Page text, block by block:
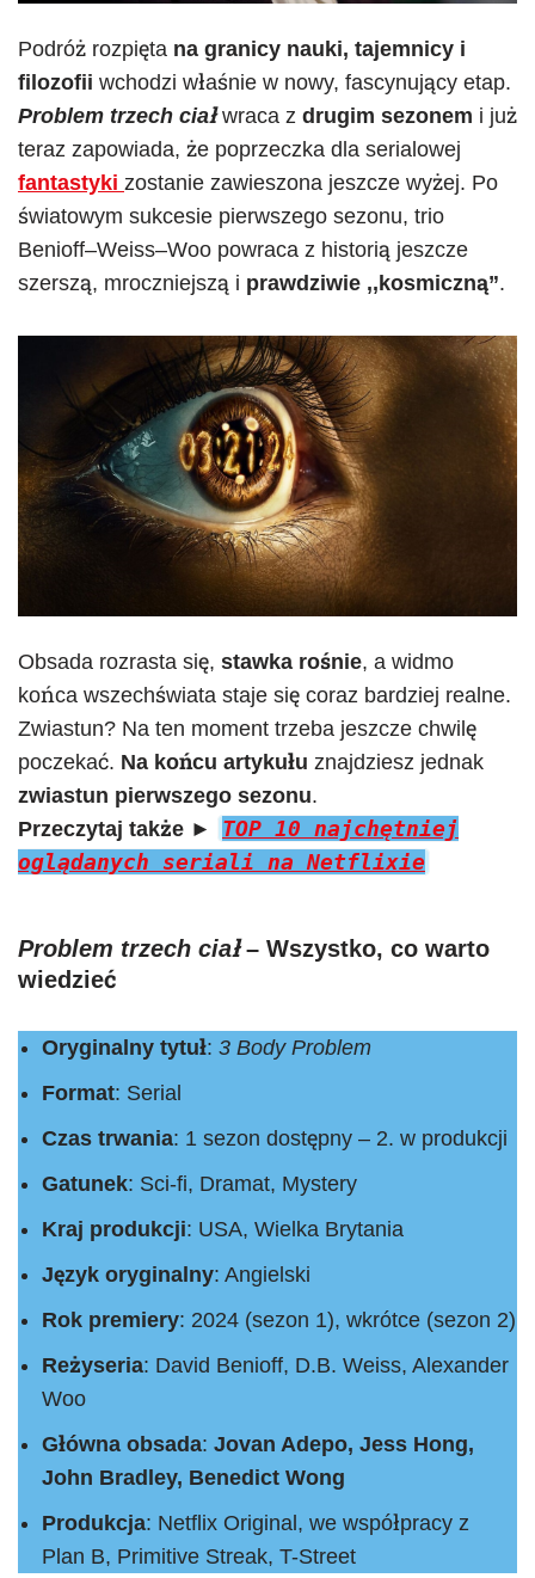
Podróż rozpięta na granicy nauki, tajemnicy i
filozofii wchodzi właśnie w nowy, fascynujący etap.
Problem trzech ciałwraca z drugim sezonem i już
teraz zapowiada, że poprzeczka dla serialowej
fantastyki zostanie zawieszona jeszcze wyżej. Po
światowym sukcesie pierwszego sezonu, trio
Benioff–Weiss–Woo powraca z historią jeszcze
szerszą, mroczniejszą i prawdziwie ,,kosmiczną”.
Obsada rozrasta się, stawka rośnie, a widmo
końca wszechświata staje się coraz bardziej realne.
Zwiastun? Na ten moment trzeba jeszcze chwilę
poczekać. Na końcu artykułu znajdziesz jednak
zwiastun pierwszego sezonu.
Przeczytaj także ►
TOP 10 najchętniej
oglądanych seriali na Netflixie
Problem trzech ciał– Wszystko, co warto
wiedzieć
Oryginalny tytuł: 3 Body Problem
Format: Serial
Czas trwania: 1 sezon dostępny – 2. w produkcji
Gatunek: Sci-fi, Dramat, Mystery
Kraj produkcji: USA, Wielka Brytania
Język oryginalny: Angielski
Rok premiery: 2024 (sezon 1), wkrótce (sezon 2)
Reżyseria: David Benioff, D.B. Weiss, Alexander
Woo
Główna obsada: Jovan Adepo, Jess Hong,
John Bradley, Benedict Wong
Produkcja: Netflix Original, we współpracy z
Plan B, Primitive Streak, T-Street